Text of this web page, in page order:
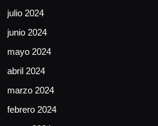
julio 2024
junio 2024
mayo 2024
abril 2024
marzo 2024
febrero 2024